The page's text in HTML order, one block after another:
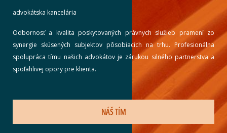
advokátska kancelária
Odbornosť a kvalita poskytovaných právnych služieb pramení zo
synergie skúsených subjektov pôsobiacich na trhu. Profesionálna
spolupráca tímu našich advokátov je zárukou silného partnerstva a
spoľahlivej opory pre klienta.
NÁŠ TÍM